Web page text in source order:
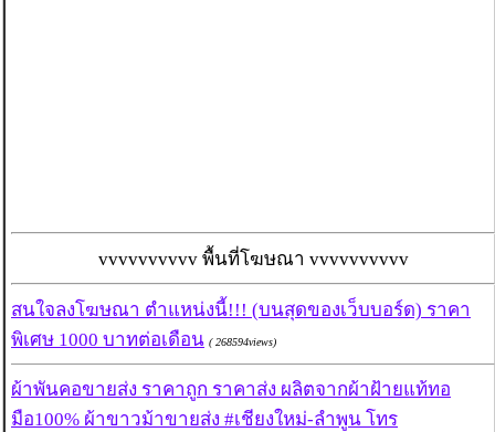
vvvvvvvvvv พื้นที่โฆษณา vvvvvvvvvv
สนใจลงโฆษณา ตำแหน่งนี้!!! (บนสุดของเว็บบอร์ด) ราคา
พิเศษ 1000 บาทต่อเดือน ( 268594views)
ผ้าพันคอขายส่ง ราคาถูก ราคาส่ง ผลิตจากผ้าฝ้ายแท้ทอ
มือ100% ผ้าขาวม้าขายส่ง #เชียงใหม่-ลำพูน โทร